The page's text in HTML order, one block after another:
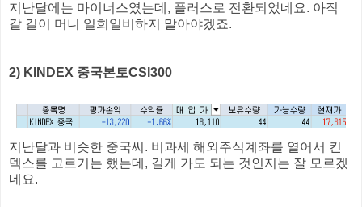
지난달에는 마이너스였는데, 플러스로 전환되었네요. 아직
갈 길이 머니 일희일비하지 말아야겠죠.
2) KINDEX 중국본토CSI300
지난달과 비슷한 중국씨. 비과세 해외주식계좌를 열어서 킨
덱스를 고르기는 했는데, 길게 가도 되는 것인지는 잘 모르겠
네요.